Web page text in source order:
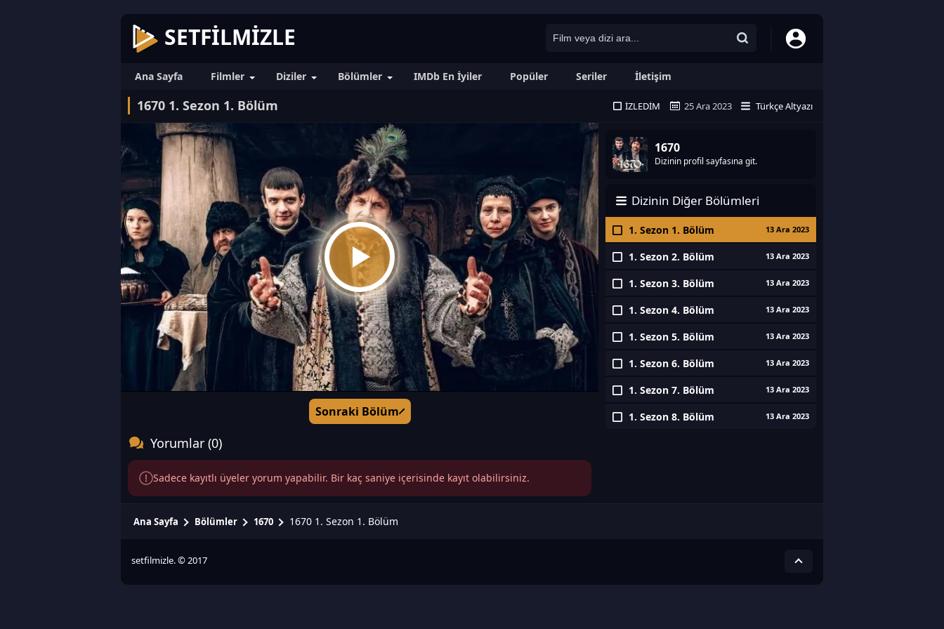
SETFILMIZLE
Ana Sayfa Filmler Diziler Bölümler IMDb En İyiler Popüler Seriler İletişim
1670 1. Sezon 1. Bölüm İZLEDIM 25 Ara 2023 Türkçe Altyazı
Sonraki Bölüm
1670
Dizinin profil sayfasına git.
Dizinin Diğer Bölümleri
1. Sezon 1. Bölüm 13 Ara 2023
1. Sezon 2. Bölüm 13 Ara 2023
1. Sezon 3. Bölüm 13 Ara 2023
1. Sezon 4. Bölüm 13 Ara 2023
1. Sezon 5. Bölüm 13 Ara 2023
1. Sezon 6. Bölüm 13 Ara 2023
1. Sezon 7. Bölüm 13 Ara 2023
1. Sezon 8. Bölüm 13 Ara 2023
Yorumlar (0)
Sadece kayıtlı üyeler yorum yapabilir. Bir kaç saniye içerisinde kayıt olabilirsiniz.
Ana Sayfa Bölümler 1670 1670 1. Sezon 1. Bölüm
setfilmizle. © 2017